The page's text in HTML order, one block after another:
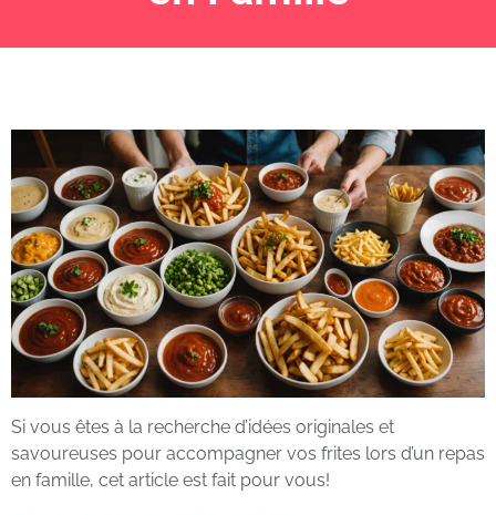
Si vous êtes à la recherche d’idées originales et
savoureuses pour accompagner vos frites lors d’un repas
en famille, cet article est fait pour vous!